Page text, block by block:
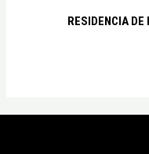
RESIDENCIA DE